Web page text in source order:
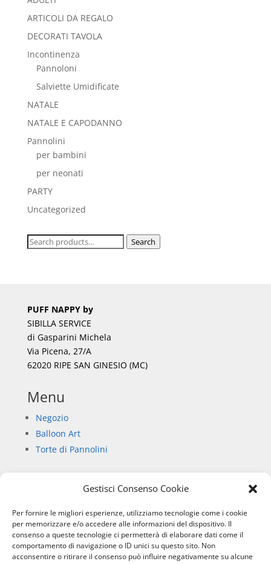
Gestisci Consenso Cookie
Per fornire le migliori esperienze, utilizziamo tecnologie come i cookie
per memorizzare e/o accedere alle informazioni del dispositivo. Il
consenso a queste tecnologie ci permetterà di elaborare dati come il
comportamento di navigazione o ID unici su questo sito. Non
acconsentire o ritirare il consenso può influire negativamente su alcune
ARTICOLI DA REGALO
DECORATI TAVOLA
Incontinenza
Pannoloni
Salviette Umidificate
NATALE
NATALE E CAPODANNO
Pannolini
per bambini
per neonati
PARTY
Uncategorized
Search
Search
PUFF NAPPY by
SIBILLA SERVICE
di Gasparini Michela
Via Picena, 27/A
62020 RIPE SAN GINESIO (MC)
Menu
Negozio
Balloon Art
Torte di Pannolini
Chi siamo
Privacy Policy
Informativa sull’uso dei cookie